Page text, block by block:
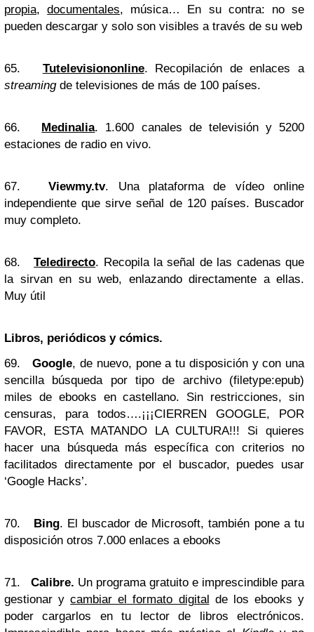
propia,documentales, música… En su contra: no se
pueden descargar y solo son visibles a través de su web
65. Tutelevisiononline. Recopilación de enlaces a
streamingde televisiones de más de 100 países.
66. Medinalia. 1.600 canales de televisión y 5200
estaciones de radio en vivo.
67.Viewmy.tv. Una plataforma de vídeo online
independiente que sirve señal de 120 países. Buscador
muy completo.
68.Teledirecto. Recopila la señal de las cadenas que
la sirvan en su web, enlazando directamente a ellas.
Muy útil
Libros, periódicos y cómics.
69.Google, de nuevo, pone a tu disposición y con una
sencilla búsqueda por tipo de archivo (filetype:epub)
miles de ebooks en castellano. Sin restricciones, sin
censuras, para todos….¡¡¡CIERREN GOOGLE, POR
FAVOR, ESTA MATANDO LA CULTURA!!! Si quieres
hacer una búsqueda más específica con criterios no
facilitados directamente por el buscador, puedes usar
‘Google Hacks’.
70. Bing. El buscador de Microsoft, también pone a tu
disposición otros 7.000 enlaces a ebooks
71. Calibre. Un programa gratuito e imprescindible para
gestionar ycambiar el formato digital de los ebooks y
poder cargarlos en tu lector de libros electrónicos.